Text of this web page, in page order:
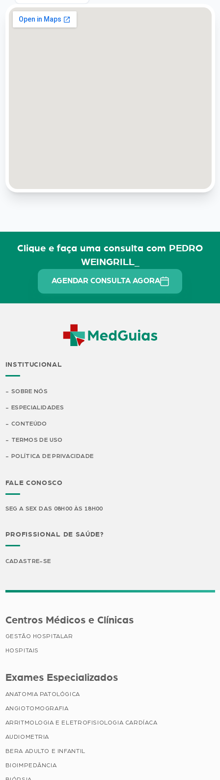
Clique e faça uma consulta com PEDRO
WEINGRILL_
AGENDAR CONSULTA AGORA
INSTITUCIONAL
SOBRE NÓS
ESPECIALIDADES
CONTEÚDO
TERMOS DE USO
POLÍTICA DE PRIVACIDADE
FALE CONOSCO
SEG A SEX DAS 08H00 ÀS 18H00
PROFISSIONAL DE SAÚDE?
CADASTRE-SE
Centros Médicos e Clínicas
GESTÃO HOSPITALAR
HOSPITAIS
Exames Especializados
ANATOMIA PATOLÓGICA
ANGIOTOMOGRAFIA
ARRITMOLOGIA E ELETROFISIOLOGIA CARDÍACA
AUDIOMETRIA
BERA ADULTO E INFANTIL
BIOIMPEDÂNCIA